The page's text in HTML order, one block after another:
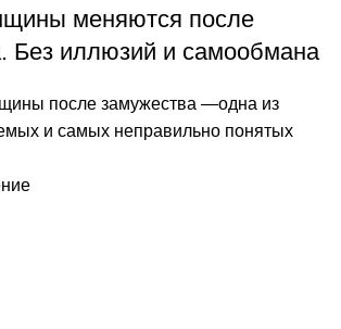
меняются после
Без иллюзий и самообмана
после замужества —одна из
и самых неправильно понятых